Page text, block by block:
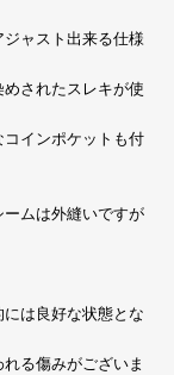
ャスト出来る仕様
されたスレキが使
インポケットも付
ムは外縫いですが
は良好な状態とな
る傷みがございま